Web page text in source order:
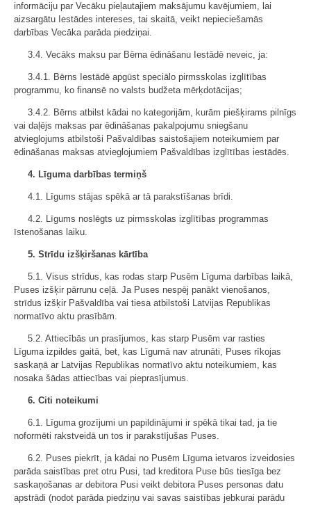
informāciju par Vecāku pieļautajiem maksājumu kavējumiem, lai
aizsargātu Iestādes intereses, tai skaitā, veikt nepieciešamās
darbības Vecāka parāda piedziņai.
3.4. Vecāks maksu par Bērna ēdināšanu Iestādē neveic, ja:
3.4.1. Bērns Iestādē apgūst speciālo pirmsskolas izglītības
programmu, ko finansē no valsts budžeta mērķdotācijas;
3.4.2. Bērns atbilst kādai no kategorijām, kurām piešķirams pilnīgs
vai daļējs maksas par ēdināšanas pakalpojumu sniegšanu
atvieglojums atbilstoši Pašvaldības saistošajiem noteikumiem par
ēdināšanas maksas atvieglojumiem Pašvaldības izglītības iestādēs.
4. Līguma darbības termiņš
4.1. Līgums stājas spēkā ar tā parakstīšanas brīdi.
4.2. Līgums noslēgts uz pirmsskolas izglītības programmas
īstenošanas laiku.
5. Strīdu izšķiršanas kārtība
5.1. Visus strīdus, kas rodas starp Pusēm Līguma darbības laikā,
Puses izšķir pārrunu ceļā. Ja Puses nespēj panākt vienošanos,
strīdus izšķir Pašvaldība vai tiesa atbilstoši Latvijas Republikas
normatīvo aktu prasībām.
5.2. Attiecībās un prasījumos, kas starp Pusēm var rasties
Līguma izpildes gaitā, bet, kas Līgumā nav atrunāti, Puses rīkojas
saskaņā ar Latvijas Republikas normatīvo aktu noteikumiem, kas
nosaka šādas attiecības vai pieprasījumus.
6. Citi noteikumi
6.1. Līguma grozījumi un papildinājumi ir spēkā tikai tad, ja tie
noformēti rakstveidā un tos ir parakstījušas Puses.
6.2. Puses piekrīt, ja kādai no Pusēm Līguma ietvaros izveidosies
parāda saistības pret otru Pusi, tad kreditora Puse būs tiesīga bez
saskaņošanas ar debitora Pusi veikt debitora Puses personas datu
apstrādi (nodot parāda piedziņu vai savas saistības jebkurai parādu